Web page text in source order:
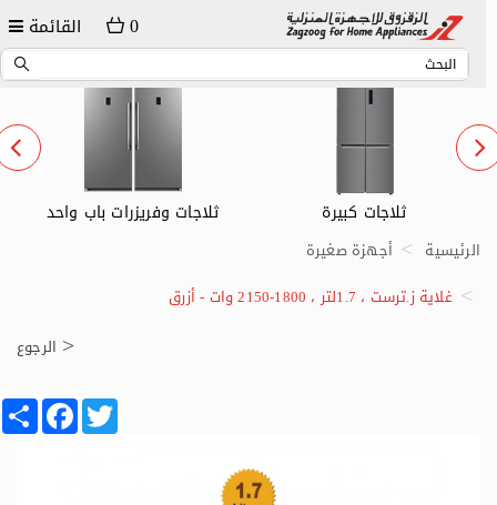
القائمة 0
ثلاجات وفريزرات باب واحد ثلاجات صغيرة
الرئيسية
أجهزة صغيرة
غلاية ز.ترست ، 1.7لتر ، 1800-2150 وات - أزرق
الرجوع
Share
FacebookTwitter